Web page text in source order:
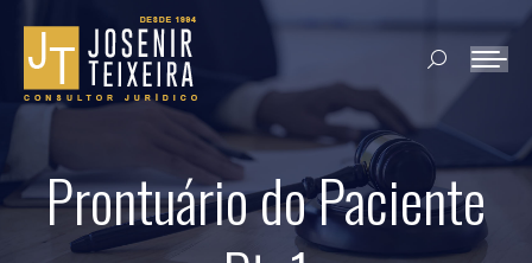
Search:
Prontuário do Paciente